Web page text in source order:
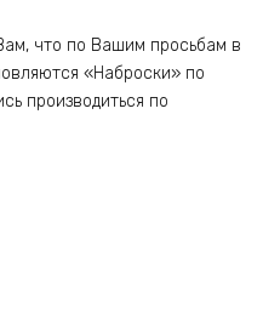
что по Вашим просьбам в
«Наброски» по
производиться по